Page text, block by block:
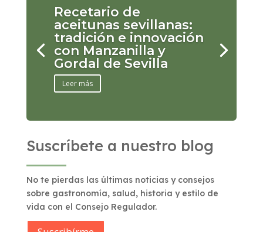
Recetario de
aceitunas sevillanas:
tradición e innovación
con Manzanilla y
Gordal de Sevilla
Leer más
Suscríbete a nuestro blog
No te pierdas las últimas noticias y consejos
sobre gastronomía, salud, historia y estilo de
vida con el Consejo Regulador.